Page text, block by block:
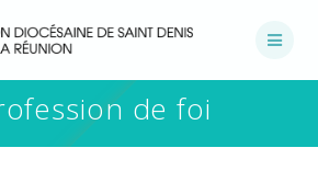
au
contenu
de foi